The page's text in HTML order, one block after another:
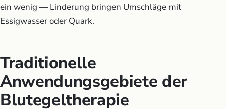
ein wenig — Linderung bringen Umschläge mit
Essigwasser oder Quark.
Traditionelle
Anwendungsgebiete der
Blutegeltherapie